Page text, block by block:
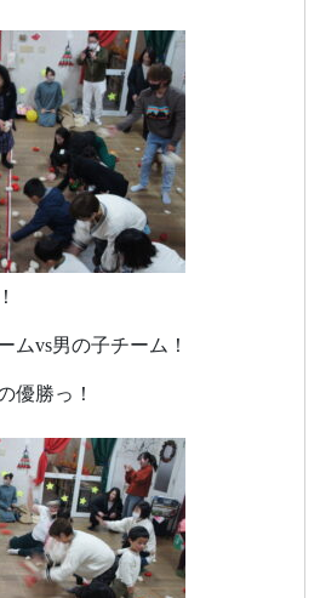
ムvs男の子チーム！
優勝っ！